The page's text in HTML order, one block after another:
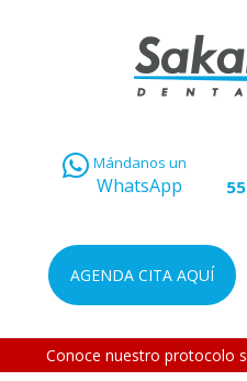
Mándanos un
WhatsApp
AGENDA CITA AQUÍ
Conoce nuestro protocolo